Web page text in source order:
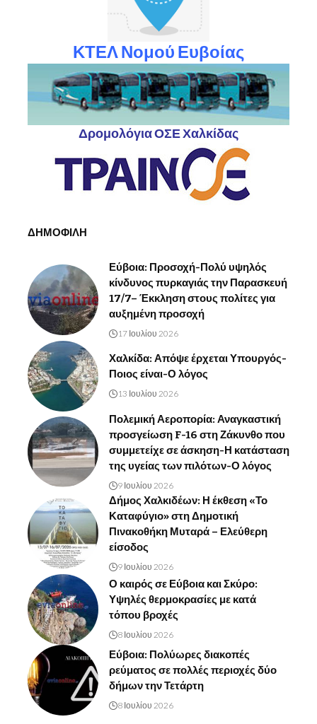
ΚΤΕΛ Νομού Ευβοίας
Δρομολόγια ΟΣΕ Χαλκίδας
ΔΗΜΟΦΙΛΗ
Εύβοια: Προσοχή-Πολύ υψηλός
κίνδυνος πυρκαγιάς την Παρασκευή
17/7– Έκκληση στους πολίτες για
αυξημένη προσοχή
17 Ιουλίου 2026
Χαλκίδα: Απόψε έρχεται Υπουργός-
Ποιος είναι-Ο λόγος
13 Ιουλίου 2026
Πολεμική Αεροπορία: Αναγκαστική
προσγείωση F-16 στη Ζάκυνθο που
συμμετείχε σε άσκηση-Η κατάσταση
της υγείας των πιλότων-Ο λόγος
9 Ιουλίου 2026
Δήμος Χαλκιδέων: Η έκθεση «Το
Καταφύγιο» στη Δημοτική
Πινακοθήκη Μυταρά – Ελεύθερη
είσοδος
9 Ιουλίου 2026
Ο καιρός σε Εύβοια και Σκύρο:
Υψηλές θερμοκρασίες με κατά
τόπου βροχές
8 Ιουλίου 2026
Εύβοια: Πολύωρες διακοπές
ρεύματος σε πολλές περιοχές δύο
δήμων την Τετάρτη
8 Ιουλίου 2026